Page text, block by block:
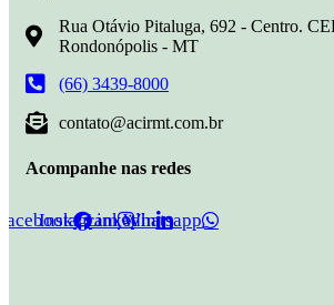
Rua Otávio Pitaluga, 692 - Centro.
Rondonópolis - MT
(66) 3439-8000
contato@acirmt.com.br
Acompanhe nas redes
InstagramLinkedinWhatsapp